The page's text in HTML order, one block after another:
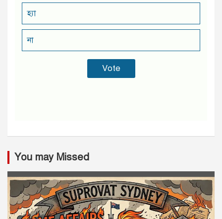
হ্যা
না
You may Missed